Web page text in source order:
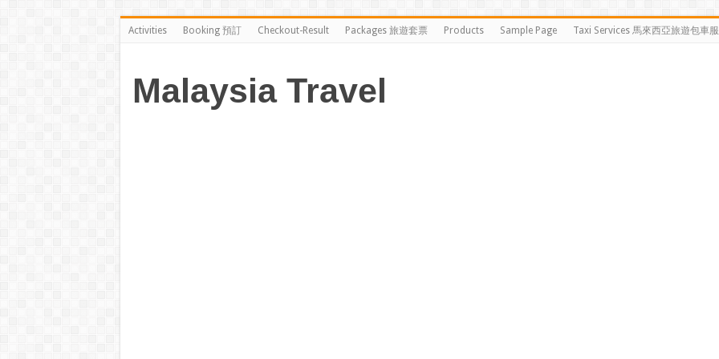
Activities Booking 預訂 Checkout-Result Packages 旅遊套票 Products Sample Page Taxi Services 馬來西亞旅遊包車
Malaysia Travel